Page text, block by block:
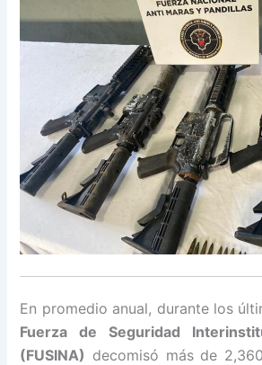
En promedio anual, durante los
Fuerza de Seguridad
(FUSINA) decomisó más de